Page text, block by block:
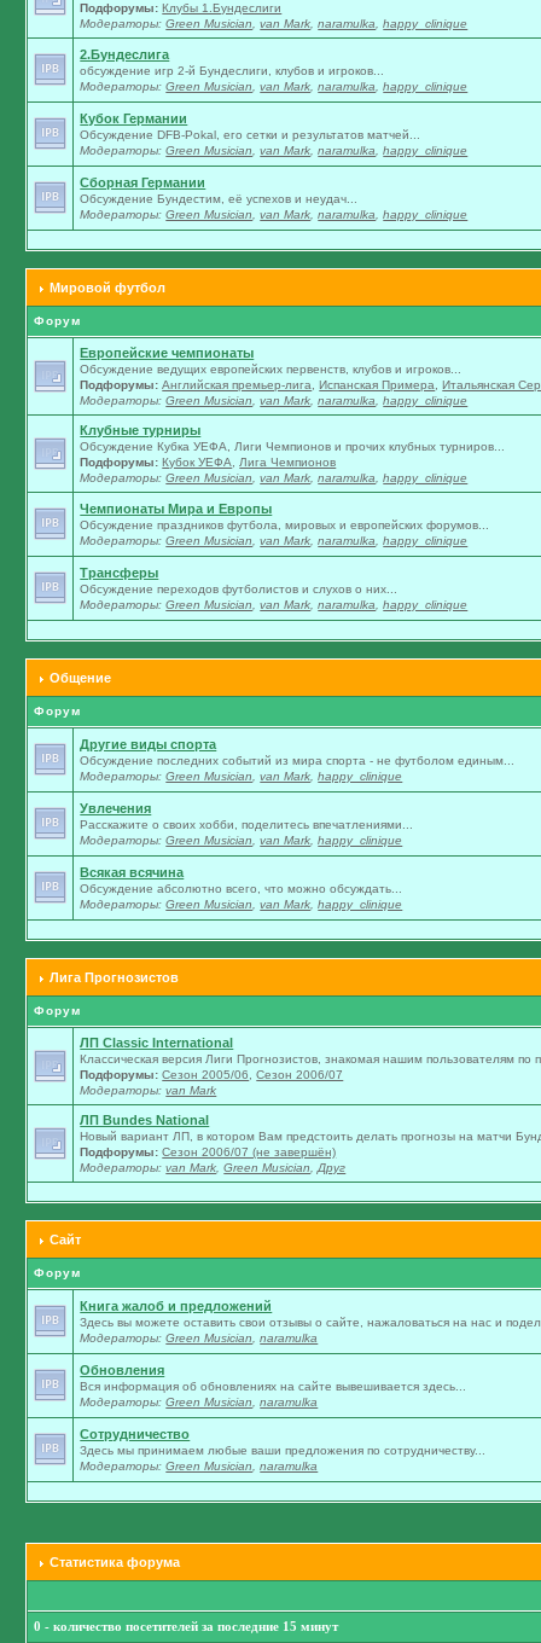
Подфорумы: Клубы 1.Бундеслиги
Модераторы:Green Musician ,van Mark ,naramulka ,happy_clinique
2.Бундеслига
обсуждение игр 2-й Бундеслиги, клубов и игроков...
Модераторы:Green Musician ,van Mark ,naramulka ,happy_clinique
Кубок Германии
Обсуждение DFB-Pokal, его сетки и результатов матчей...
Модераторы:Green Musician ,van Mark ,naramulka ,happy_clinique
Сборная Германии
Обсуждение Бундестим, её успехов и неудач...
Модераторы:Green Musician ,van Mark ,naramulka ,happy_clinique
Мировой футбол
Форум
Европейские чемпионаты
Обсуждение ведущих европейских первенств, клубов и игроков...
Подфорумы: Английская премьер-лига ,Испанская Примера ,Итальянская
Модераторы:Green Musician ,van Mark ,naramulka ,happy_clinique
Клубные турниры
Обсуждение Кубка УЕФА, Лиги Чемпионов и прочих клубных турниров...
Подфорумы: Кубок УЕФА
Лига Чемпионов
Модераторы:Green Musician ,van Mark ,naramulka ,happy_clinique
Чемпионаты Мира и Европы
Обсуждение праздников футбола, мировых и европейских форумов...
Модераторы:Green Musician ,van Mark ,naramulka ,happy_clinique
Трансферы
Обсуждение переходов футболистов и слухов о них...
Модераторы:Green Musician ,van Mark ,naramulka ,happy_clinique
Общение
Форум
Другие виды спорта
Обсуждение последних событий из мира спорта - не футболом единым...
Модераторы:Green Musician ,van Mark ,happy_clinique
Увлечения
Расскажите о своих хобби, поделитесь впечатлениями...
Модераторы:Green Musician ,van Mark ,happy_clinique
Всякая всячина
Обсуждение абсолютно всего, что можно обсуждать...
Модераторы:Green Musician ,van Mark ,happy_clinique
Лига Прогнозистов
Форум
ЛП Classic International
Классическая версия Лиги Прогнозистов, знакомая нашим пользователям по
Подфорумы: Сезон 2005/06 ,Сезон 2006/07
Модераторы:van Mark
ЛП Bundes National
Новый вариант ЛП, в котором Вам предстоить делать прогнозы на матчи
Подфорумы: Сезон 2006/07 (не завершён)
Модераторы:van Mark ,Green Musician ,Друг
Сайт
Форум
Книга жалоб и предложений
Здесь вы можете оставить свои отзывы о сайте, нажаловаться на нас и
Модераторы:Green Musician ,naramulka
Обновления
Вся информация об обновлениях на сайте вывешивается здесь...
Модераторы:Green Musician ,naramulka
Сотрудничество
Здесь мы принимаем любые ваши предложения по сотрудничеству...
Модераторы:Green Musician ,naramulka
Статистика форума
0 - количество посетителей за последние 15 минут